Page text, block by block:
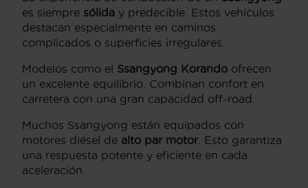
es siempre sólida y predecible. Estos vehículos
destacan especialmente en caminos
complicados o superficies irregulares.
Modelos como el Ssangyong Korando ofrecen
un excelente equilibrio. Combinan confort en
carretera con una gran capacidad off-road.
Muchos Ssangyong están equipados con
motores diésel de alto par motor. Esto garantiza
una respuesta potente y eficiente en cada
aceleración.